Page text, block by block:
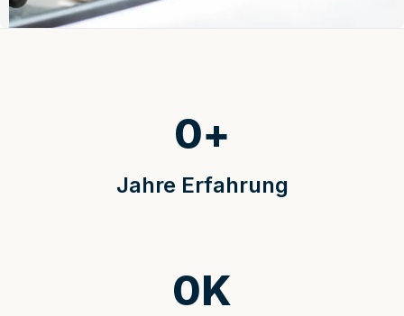
Jahre Erfahrung
0+
0K